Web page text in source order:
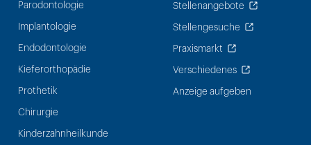
Parodontologie
Implantologie
Endodontologie
Kieferorthopädie
Prothetik
Chirurgie
Kinderzahnheilkunde
Stellenangebote
Stellengesuche
Praxismarkt
Verschiedenes
Anzeige aufgeben